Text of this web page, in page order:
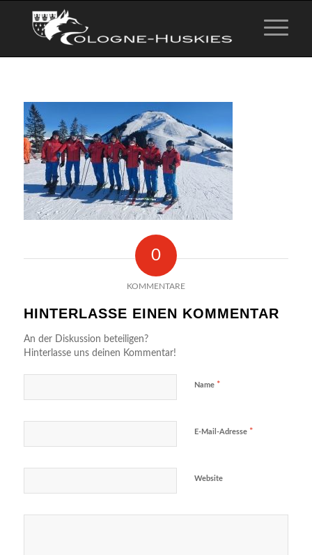
0
KOMMENTARE
HINTERLASSE EINEN KOMMENTAR
An der Diskussion beteiligen?
Hinterlasse uns deinen Kommentar!
Name *
E-Mail-Adresse *
Website